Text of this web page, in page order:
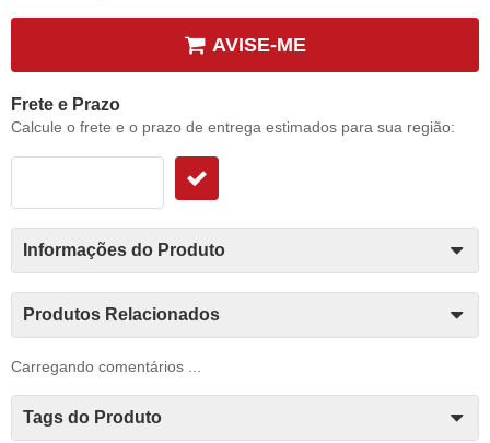
AVISE-ME
Frete e Prazo
Calcule o frete e o prazo de entrega estimados para sua região:
Informações do Produto
Produtos Relacionados
Carregando comentários ...
Tags do Produto